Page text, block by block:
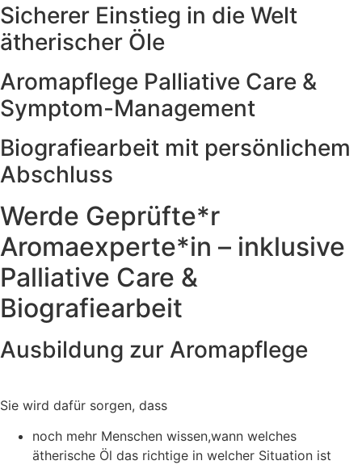
Sicherer Einstieg in die Welt
ätherischer Öle
Aromapflege Palliative Care &
Symptom-Management
Biografiearbeit mit persönlichem
Abschluss
Werde Geprüfte*r
Aromaexperte*in – inklusive
Palliative Care &
Biografiearbeit
Ausbildung zur Aromapflege
Sie wird dafür sorgen, dass
noch mehr Menschen wissen,wann welches
ätherische Öl das richtige in welcher Situation ist